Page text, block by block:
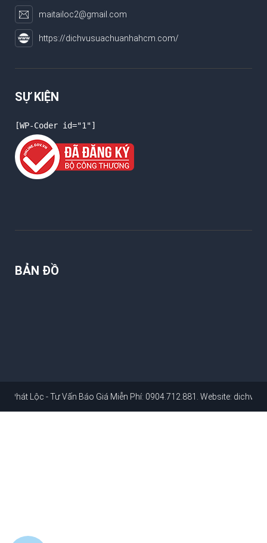
maitailoc2@gmail.com
https://dichvusuachuanhahcm.com/
SỰ KIỆN
[WP-Coder id="1"]
BẢN ĐỒ
- Tư Vấn Báo Giá Miễn Phí: 0904.712.881. Website: